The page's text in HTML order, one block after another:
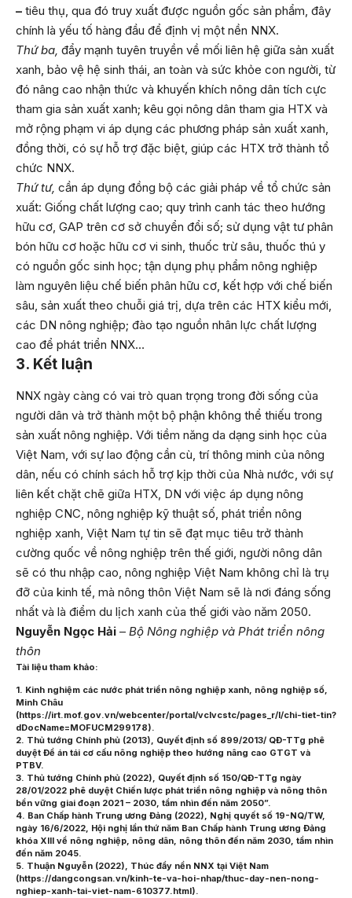
– tiêu thụ, qua đó truy xuất được nguồn gốc sản phẩm, đây
chính là yếu tố hàng đầu để định vị một nền NNX.
Thứ ba, đẩy mạnh tuyên truyền về mối liên hệ giữa sản xuất
xanh, bảo vệ hệ sinh thái, an toàn và sức khỏe con người, từ
đó nâng cao nhận thức và khuyến khích nông dân tích cực
tham gia sản xuất xanh; kêu gọi nông dân tham gia HTX và
mở rộng phạm vi áp dụng các phương pháp sản xuất xanh,
đồng thời, có sự hỗ trợ đặc biệt, giúp các HTX trở thành tổ
chức NNX.
Thứ tư, cần áp dụng đồng bộ các giải pháp về tổ chức sản
xuất: Giống chất lượng cao; quy trình canh tác theo hướng
hữu cơ, GAP trên cơ sở chuyển đổi số; sử dụng vật tư phân
bón hữu cơ hoặc hữu cơ vi sinh, thuốc trừ sâu, thuốc thú y
có nguồn gốc sinh học; tận dụng phụ phẩm nông nghiệp
làm nguyên liệu chế biến phân hữu cơ, kết hợp với chế biến
sâu, sản xuất theo chuỗi giá trị, dựa trên các HTX kiểu mới,
các DN nông nghiệp; đào tạo nguồn nhân lực chất lượng
cao để phát triển NNX…
3. Kết luận
NNX ngày càng có vai trò quan trọng trong đời sống của
người dân và trở thành một bộ phận không thể thiếu trong
sản xuất nông nghiệp. Với tiềm năng da dạng sinh học của
Việt Nam, với sự lao động cần cù, trí thông minh của nông
dân, nếu có chính sách hỗ trợ kịp thời của Nhà nước, với sự
liên kết chặt chẽ giữa HTX, DN với việc áp dụng nông
nghiệp CNC, nông nghiệp kỹ thuật số, phát triển nông
nghiệp xanh, Việt Nam tự tin sẽ đạt mục tiêu trở thành
cường quốc về nông nghiệp trên thế giới, người nông dân
sẽ có thu nhập cao, nông nghiệp Việt Nam không chỉ là trụ
đỡ của kinh tế, mà nông thôn Việt Nam sẽ là nơi đáng sống
nhất và là điểm du lịch xanh của thế giới vào năm 2050.
Nguyễn Ngọc Hải – Bộ Nông nghiệp và Phát triển nông
thôn
Tài liệu tham khảo:
1. Kinh nghiệm các nước phát triển nông nghiệp xanh, nông nghiệp số,
Minh Châu
(https://irt.mof.gov.vn/webcenter/portal/vclvcstc/pages_r/l/chi-tiet-tin?
dDocName=MOFUCM299178).
2. Thủ tướng Chính phủ (2013), Quyết định số 899/2013/ QĐ-TTg phê
duyệt Đề án tái cơ cấu nông nghiệp theo hướng nâng cao GTGT và
PTBV.
3. Thủ tướng Chính phủ (2022), Quyết định số 150/QĐ-TTg ngày
28/01/2022 phê duyệt Chiến lược phát triển nông nghiệp và nông thôn
bền vững giai đoạn 2021 – 2030, tầm nhìn đến năm 2050”.
4. Ban Chấp hành Trung ương Đảng (2022), Nghị quyết số 19-NQ/TW,
ngày 16/6/2022, Hội nghị lần thứ năm Ban Chấp hành Trung ương Đảng
khóa XIII về nông nghiệp, nông dân, nông thôn đến năm 2030, tầm nhìn
đến năm 2045.
5. Thuận Nguyễn (2022), Thúc đẩy nền NNX tại Việt Nam
(https://dangcongsan.vn/kinh-te-va-hoi-nhap/thuc-day-nen-nong-
nghiep-xanh-tai-viet-nam-610377.html).